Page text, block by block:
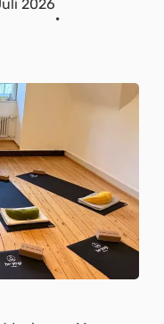
2026
·